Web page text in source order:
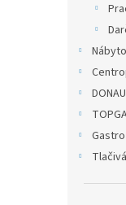
DONAU
Tlačivá